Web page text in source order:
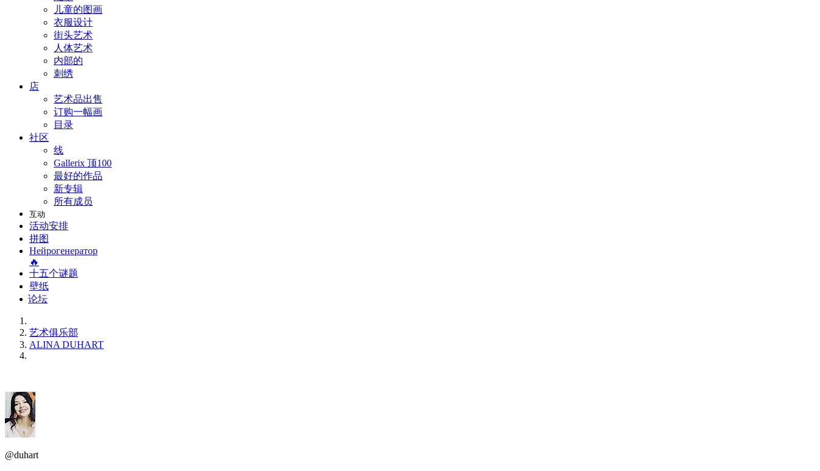
儿童的图画
衣服设计
街头艺术
人体艺术
内部的
刺绣
店
艺术品出售
订购一幅画
目录
社区
线
Gallerix 顶100
最好的作品
新专辑
所有成员
互动
活动安排
拼图
Нейрогенератор
🔥
十五个谜题
壁纸
论坛
艺术俱乐部
ALINA DUHART
@duhart